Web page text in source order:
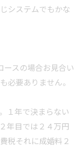
システムでもかな
ースの場合お見合い
要ありません。
１年で決まらない
年目では２４万円
税それに成婚料２